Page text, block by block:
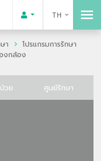
TH
า
โปรแกรมการรักษา
งกล้อง
วย ศูนย์รักษา